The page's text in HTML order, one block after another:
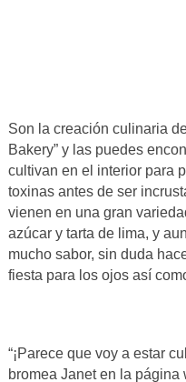
Son la creación culinaria
Bakery” y las puedes
cultivan en el interior para
toxinas antes de ser
vienen en una gran
azúcar y tarta de lima, y
mucho sabor, sin duda
fiesta para los ojos así
“¡Parece que voy a estar
bromea Janet en la